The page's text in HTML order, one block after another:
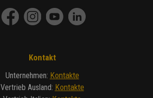
Kontakt
Unternehmen: Kontakte
Vertrieb Ausland: Kontakte